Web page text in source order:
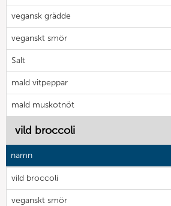
vegansk grädde
veganskt smör
Salt
mald vitpeppar
mald muskotnöt
vild broccoli
namn
vild broccoli
veganskt smör